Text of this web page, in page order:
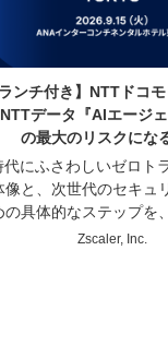
ランチ付き】NTTドコ
データ『AIエージ
の最大のリスクにな
代にふさわしいゼロト
像と、次世代のセキュ
の具体的なステップを
企業事例を通じてお届け
Zscaler, Inc.